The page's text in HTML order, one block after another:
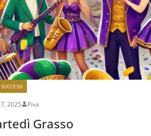
2025 Piva
Grasso